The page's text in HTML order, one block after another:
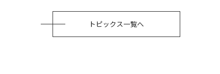
トピックス一覧へ